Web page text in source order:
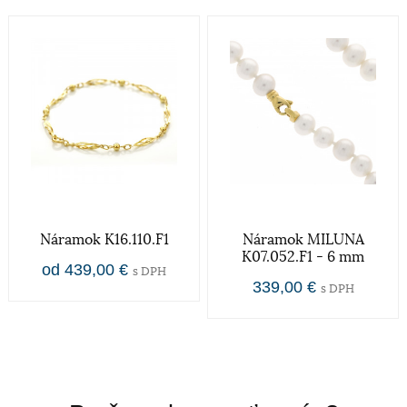
zlata v klenotníckych zliatinách alebo rýdzosť sa
vyjadruje v karátoch. V súčasnej dobe poznáme
zlato od 9 Ct až po 24Ct.
zapínanie
Náramok K16.110.F1
od 439,00 € s DPH
Náramok MILUNA
K07.052.F1 - 6 mm
339,00 € s DPH